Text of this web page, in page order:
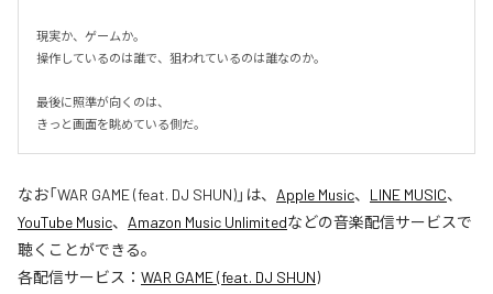
現実か、ゲームか。
操作しているのは誰で、狙われているのは誰なのか。
最後に照準が向くのは、
きっと画面を眺めている側だ。
なお「WAR GAME (feat. DJ SHUN)」は、 Apple Music、 LINE MUSIC、
YouTube Music、 Amazon Music Unlimitedなどの音楽配信サービスで
聴くことができる。
各配信サービス： WAR GAME (feat. DJ SHUN)